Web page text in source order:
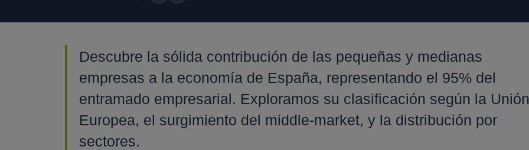
Descubre la sólida contribución de las pequeñas y medianas
empresas a la economía de España, representando el 95% del
entramado empresarial. Exploramos su clasificación según la Unión
Europea, el surgimiento del middle-market, y la distribución por
sectores.